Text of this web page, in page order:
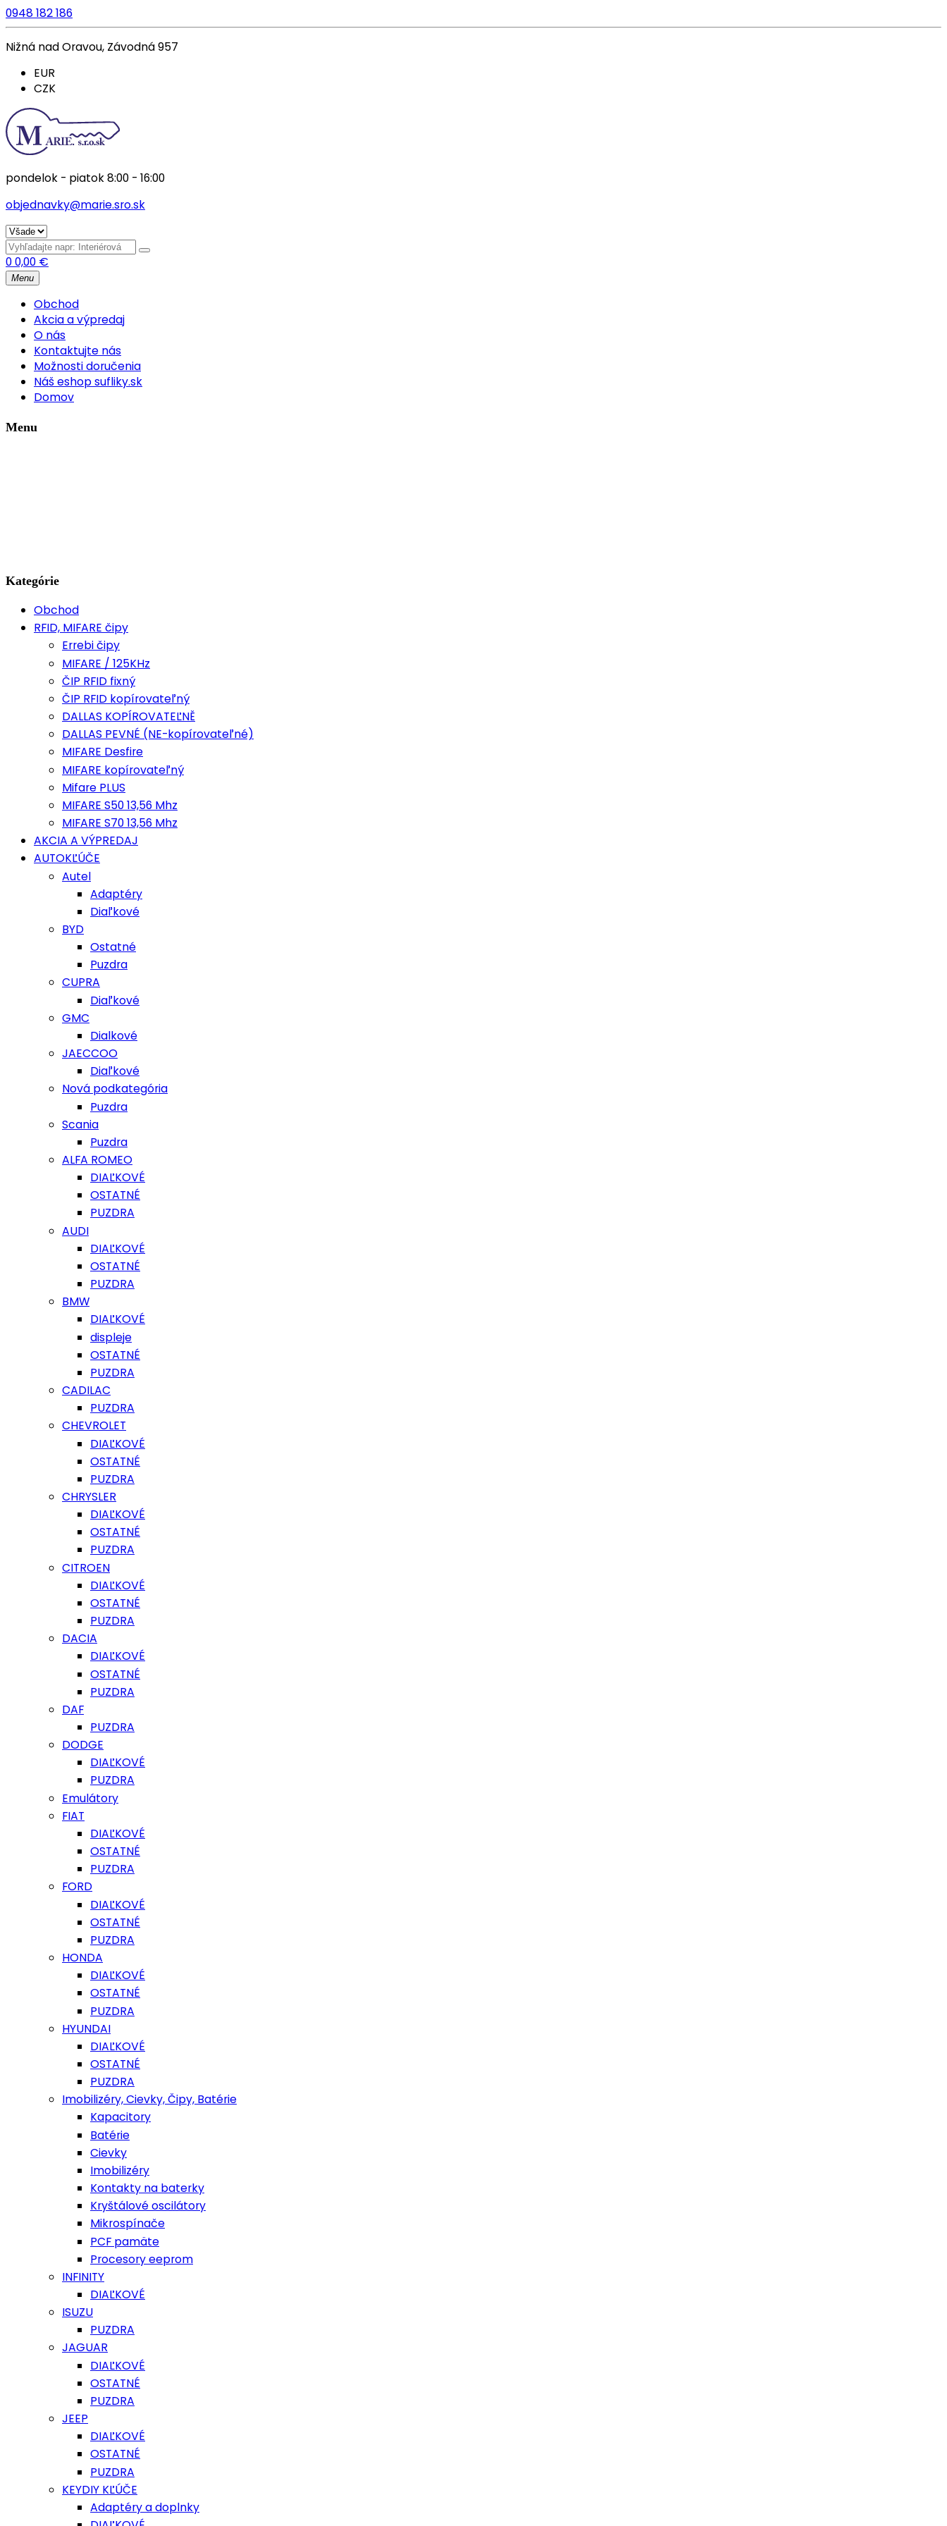
0948 182 186
Nižná nad Oravou, Závodná 957
EUR
CZK
pondelok - piatok 8:00 - 16:00
objednavky@marie.sro.sk
00,00 €
Menu
Obchod
Akcia a výpredaj
O nás
Kontaktujte nás
Možnosti doručenia
Náš eshop sufliky.sk
Domov
Menu
Kategórie
Obchod
RFID, MIFARE čipy
Errebi čipy
MIFARE / 125KHz
ČIP RFID fixný
ČIP RFID kopírovateľný
DALLAS KOPÍROVATEĽNĚ
DALLAS PEVNÉ (NE-kopírovateľné)
MIFARE Desfire
MIFARE kopírovateľný
Mifare PLUS
MIFARE S50 13,56 Mhz
MIFARE S70 13,56 Mhz
AKCIA A VÝPREDAJ
AUTOKĽÚČE
Autel
Adaptéry
Diaľkové
BYD
Ostatné
Puzdra
CUPRA
Diaľkové
GMC
Dialkové
JAECCOO
Diaľkové
Nová podkategória
Puzdra
Scania
Puzdra
ALFA ROMEO
DIAĽKOVÉ
OSTATNÉ
PUZDRA
AUDI
DIAĽKOVÉ
OSTATNÉ
PUZDRA
BMW
DIAĽKOVÉ
displeje
OSTATNÉ
PUZDRA
CADILAC
PUZDRA
CHEVROLET
DIAĽKOVÉ
OSTATNÉ
PUZDRA
CHRYSLER
DIAĽKOVÉ
OSTATNÉ
PUZDRA
CITROEN
DIAĽKOVÉ
OSTATNÉ
PUZDRA
DACIA
DIAĽKOVÉ
OSTATNÉ
PUZDRA
DAF
PUZDRA
DODGE
DIAĽKOVÉ
PUZDRA
Emulátory
FIAT
DIAĽKOVÉ
OSTATNÉ
PUZDRA
FORD
DIAĽKOVÉ
OSTATNÉ
PUZDRA
HONDA
DIAĽKOVÉ
OSTATNÉ
PUZDRA
HYUNDAI
DIAĽKOVÉ
OSTATNÉ
PUZDRA
Imobilizéry, Cievky, Čipy, Batérie
Kapacitory
Batérie
Cievky
Imobilizéry
Kontakty na baterky
Kryštálové oscilátory
Mikrospínače
PCF pamäte
Procesory eeprom
INFINITY
DIAĽKOVÉ
ISUZU
PUZDRA
JAGUAR
DIAĽKOVÉ
OSTATNÉ
PUZDRA
JEEP
DIAĽKOVÉ
OSTATNÉ
PUZDRA
KEYDIY KĽÚČE
Adaptéry a doplnky